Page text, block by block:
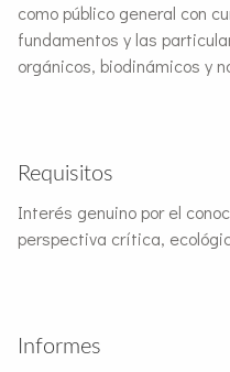
como público general con
fundamentos y las
orgánicos, biodinámicos y
Requisitos
Interés genuino por el
perspectiva crítica,
Informes